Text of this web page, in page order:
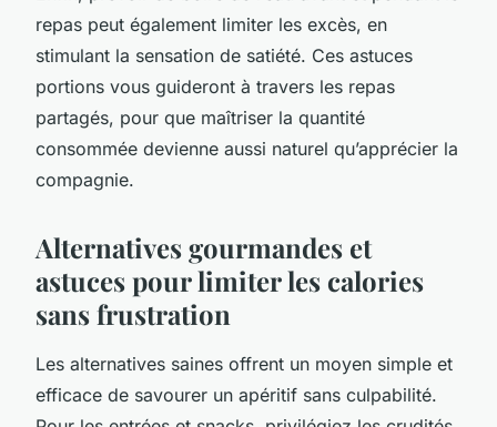
repas peut également limiter les excès, en
stimulant la sensation de satiété. Ces astuces
portions vous guideront à travers les repas
partagés, pour que maîtriser la quantité
consommée devienne aussi naturel qu’apprécier la
compagnie.
Alternatives gourmandes et
astuces pour limiter les calories
sans frustration
Les alternatives saines offrent un moyen simple et
efficace de savourer un apéritif sans culpabilité.